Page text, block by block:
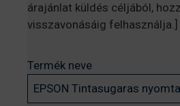
árajánlat küldés céljából,
visszavonásáig felhasználja.]
Termék neve